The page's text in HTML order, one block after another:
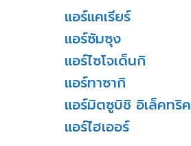
แอร์แคเรียร์
แอร์ซัมซุง
แอร์ไซโจเด็นกิ
แอร์ทาซากิ
แอร์มิตซูบิชิ อิเล็คทริค
แอร์ไฮเออร์